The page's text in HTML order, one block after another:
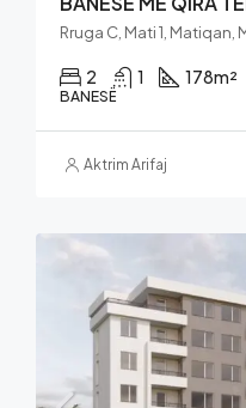
2 1 178m²
BANESË
Aktrim Arifaj